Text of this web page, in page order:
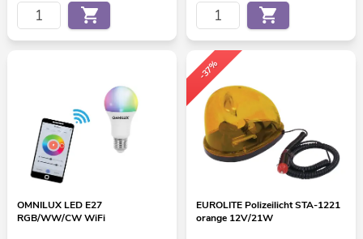
OMNILUX LED E27
RGB/WW/CW WiFi
-37%
EUROLITE Polizeilicht STA-1221
orange 12V/21W